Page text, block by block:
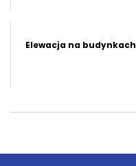
Elewacja na budynkach